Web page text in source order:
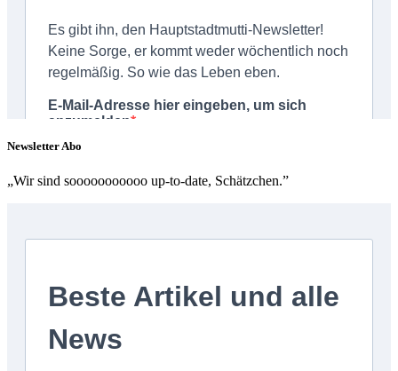
Newsletter Abo
„Wir sind sooooooooooo up-to-date, Schätzchen.”